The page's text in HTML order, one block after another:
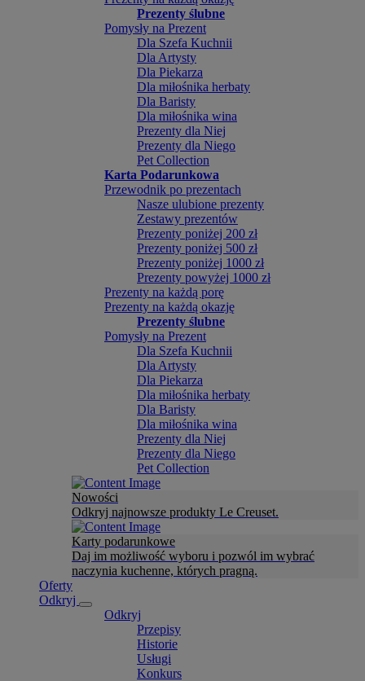
Prezenty ślubne
Pomysły na Prezent
Dla Szefa Kuchnii
Dla Artysty
Dla Piekarza
Dla miłośnika herbaty
Dla Baristy
Dla miłośnika wina
Prezenty dla Niej
Prezenty dla Niego
Pet Collection
Karta Podarunkowa
Przewodnik po prezentach
Nasze ulubione prezenty
Zestawy prezentów
Prezenty poniżej 200 zł
Prezenty poniżej 500 zł
Prezenty poniżej 1000 zł
Prezenty powyżej 1000 zł
Prezenty na każdą porę
Prezenty na każdą okazję
Prezenty ślubne
Pomysły na Prezent
Dla Szefa Kuchnii
Dla Artysty
Dla Piekarza
Dla miłośnika herbaty
Dla Baristy
Dla miłośnika wina
Prezenty dla Niej
Prezenty dla Niego
Pet Collection
Nowości
Odkryj najnowsze produkty Le Creuset.
Karty podarunkowe
Daj im możliwość wyboru i pozwól im wybrać
naczynia kuchenne, których pragną.
Oferty
Odkryj
Odkryj
Przepisy
Historie
Usługi
Konkurs